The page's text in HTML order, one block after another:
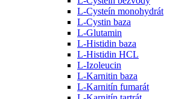
L-Cysteín monohydrát
L-Cystin baza
L-Glutamin
L-Histidin baza
L-Histidin HCL
L-Izoleucin
L-Karnitin baza
L-Karnitín fumarát